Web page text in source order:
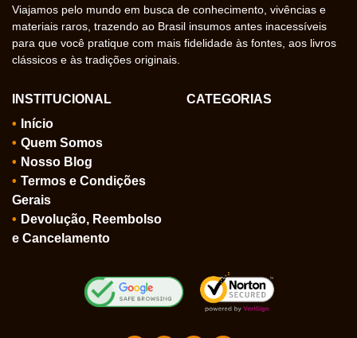
Viajamos pelo mundo em busca de conhecimento, vivências e
materiais raros, trazendo ao Brasil insumos antes inacessíveis
para que você pratique com mais fidelidade às fontes, aos livros
clássicos e às tradições originais.
INSTITUCIONAL
Início
Quem Somos
Nosso Blog
Termos e Condições
Gerais
Devolução, Reembolso
e Cancelamento
CATEGORIAS